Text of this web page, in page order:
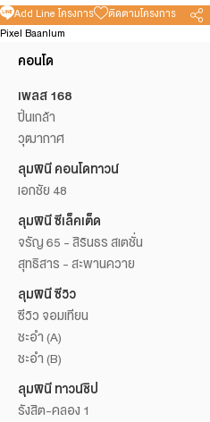
Add Line โครงการ ติดตามโครงการ
Pixel Baanlum
คอนโด
เพลส 168
ปิ่นเกล้า
วุฒากาศ
ลุมพินี คอนโดทาวน์
เอกชัย 48
ลุมพินี ซีเล็คเต็ด
จรัญ 65 - สิรินธร สเตชั่น
สุทธิสาร - สะพานควาย
ลุมพินี ซีวิว
ซีวิว จอมเทียน
ชะอำ (A)
ชะอำ (B)
ลุมพินี ทาวน์ชิป
รังสิต-คลอง 1